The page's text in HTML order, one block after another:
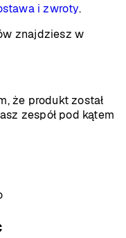
i zwroty.
znajdziesz w
że produkt został
zespół pod kątem